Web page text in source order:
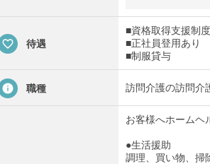
待遇
■資格取得支援制度
■正社員登用あり
■制服貸与
職種 訪問介護の訪問介
お客様へホームヘ
●生活援助
調理、買い物、掃